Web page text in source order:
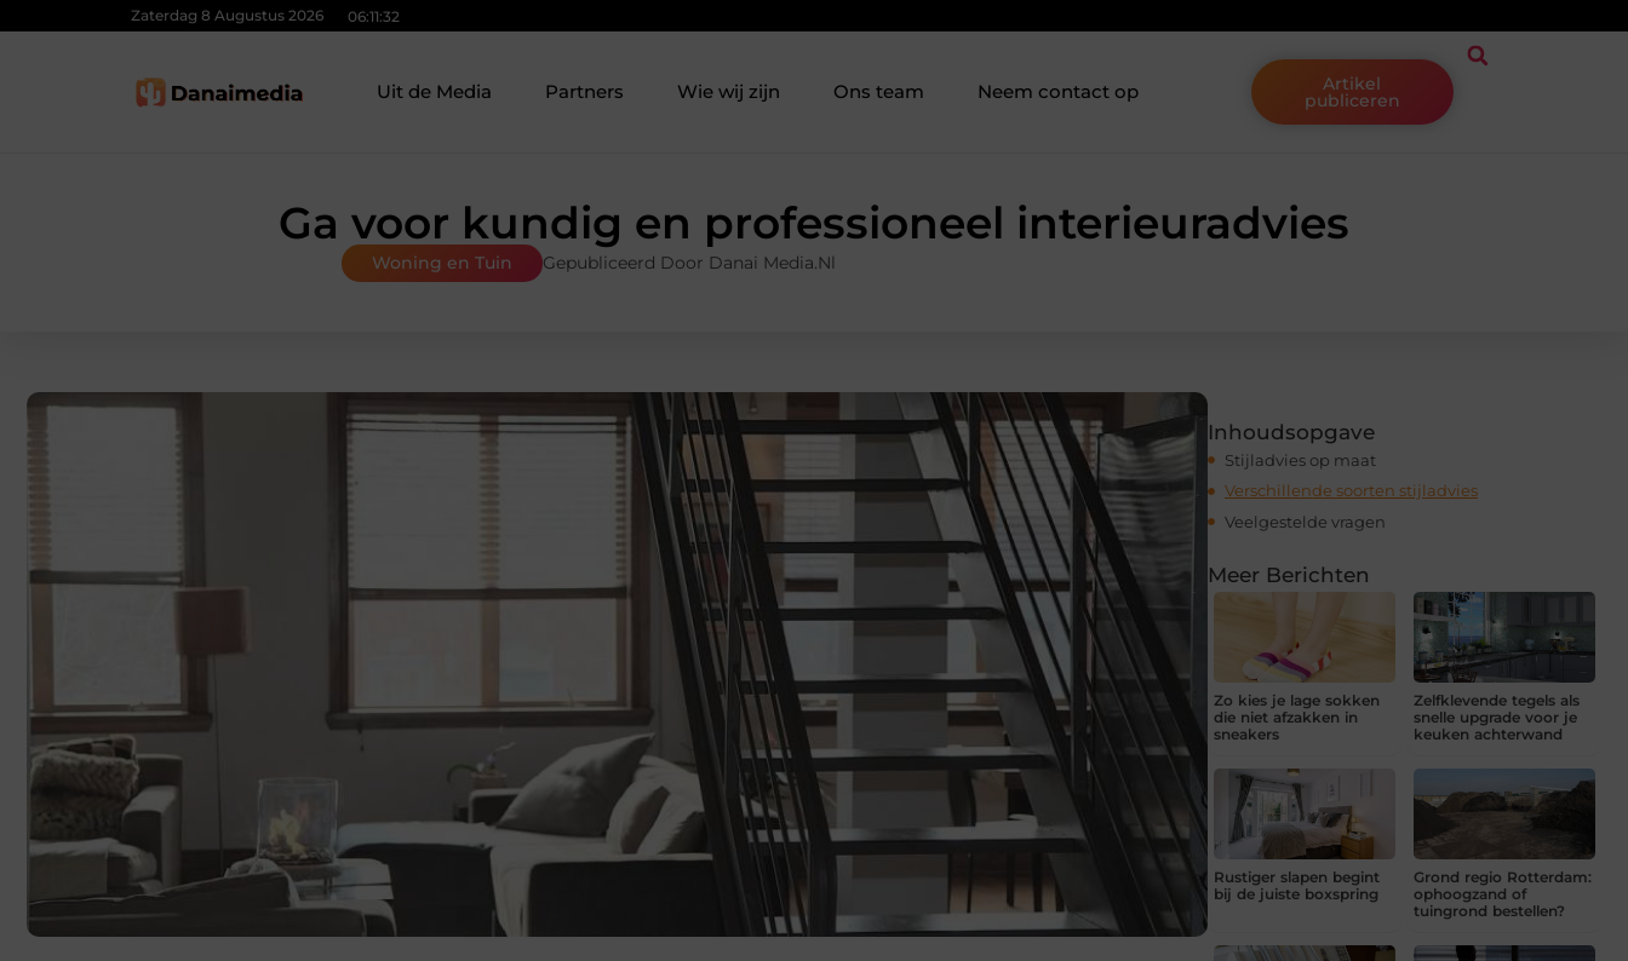
Zaterdag 8 Augustus 2026 06:11:33
Uit de Media Partners Wie wij zijn Ons team Neem contact op Artikel
publiceren
Ga voor kundig en professioneel interieuradvies
Woning en Tuin Gepubliceerd Door Danai Media.nl
Inhoudsopgave
Stijladvies op maat
Verschillende soorten stijladvies
Veelgestelde vragen
Meer Berichten
Zo kies je lage sokken
die niet afzakken in
sneakers
Zelfklevende tegels als
snelle upgrade voor je
keuken achterwand
Rustiger slapen begint
bij de juiste boxspring
Grond regio Rotterdam:
ophoogzand of
tuingrond bestellen?